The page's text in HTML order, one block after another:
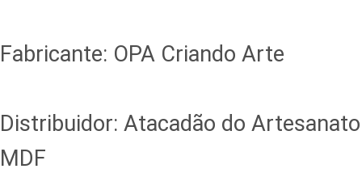
Fabricante: OPA Criando Arte
Distribuidor: Atacadão do Artesanato
MDF